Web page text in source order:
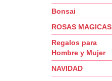
Bonsai
ROSAS MAGICAS
Regalos para
Hombre y Mujer
NAVIDAD